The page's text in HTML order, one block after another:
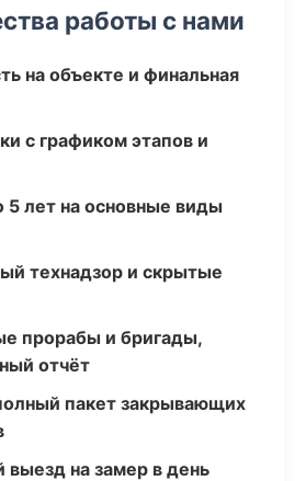
работы с нами
на объекте и финальная
с графиком этапов и
5 лет на основные виды
технадзор и скрытые
прорабы и бригады,
отчёт
пакет закрывающих
выезд на замер в день